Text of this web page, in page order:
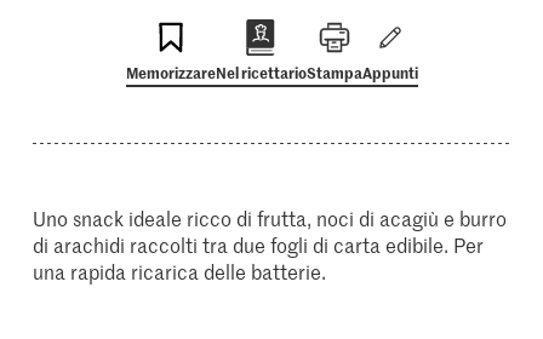
MemorizzareNel ricettarioStampaAppunti
Uno snack ideale ricco di frutta, noci di acagiù e burro
di arachidi raccolti tra due fogli di carta edibile. Per
una rapida ricarica delle batterie.